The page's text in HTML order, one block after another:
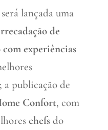
lançada uma
de
experiências
publicação de
Confort, com
chefsdo